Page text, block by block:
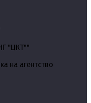
"ЦКТ""
на агентство